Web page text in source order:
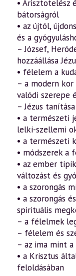
filozófia,
a
vallások
és
a
tükrében
3.
rész
(2015.10.18.)
mennyiség
• Arisztotelész
bátorságról
• az újtól,
és a
– József,
hozzáállása
• félelem a
– a modern
valódi szerepe
– Jézus
• a természeti
lelki-szellemi
• a természeti
• módszerek a
• az ember
változást és
• a szorongás
• a szorongás
spirituális
– a félelmek
– félelem és
– az ima mint
• a Krisztus
feloldásában